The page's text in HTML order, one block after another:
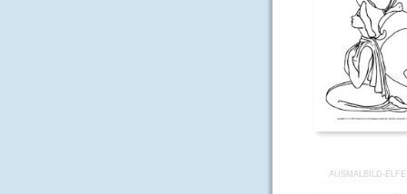
AUSMALBILD-